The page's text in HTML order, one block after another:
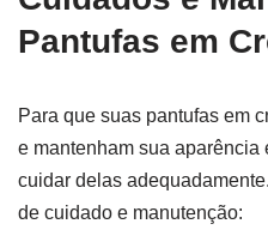
Pantufas em
Para que suas pantufas em
e mantenham sua aparência
cuidar delas
de cuidado e manutenção: